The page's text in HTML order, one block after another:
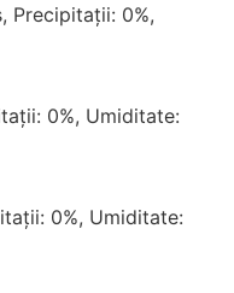
Precipitații: 0%,
0%, Umiditate:
0%, Umiditate: